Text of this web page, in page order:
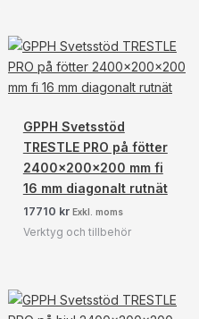
GPPH Svetsstöd
TRESTLE PRO på fötter
2400x200x200 mm fi
16 mm diagonalt rutnät
17710 kr Exkl. moms
Verktyg och tillbehör